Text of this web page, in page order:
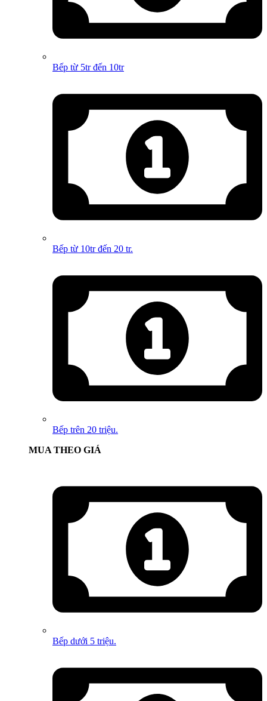
Bếp từ 5tr đến 10tr
Bếp từ 10tr đến 20 tr.
Bếp trên 20 triệu.
MUA THEO GIÁ
Bếp dưới 5 triệu.